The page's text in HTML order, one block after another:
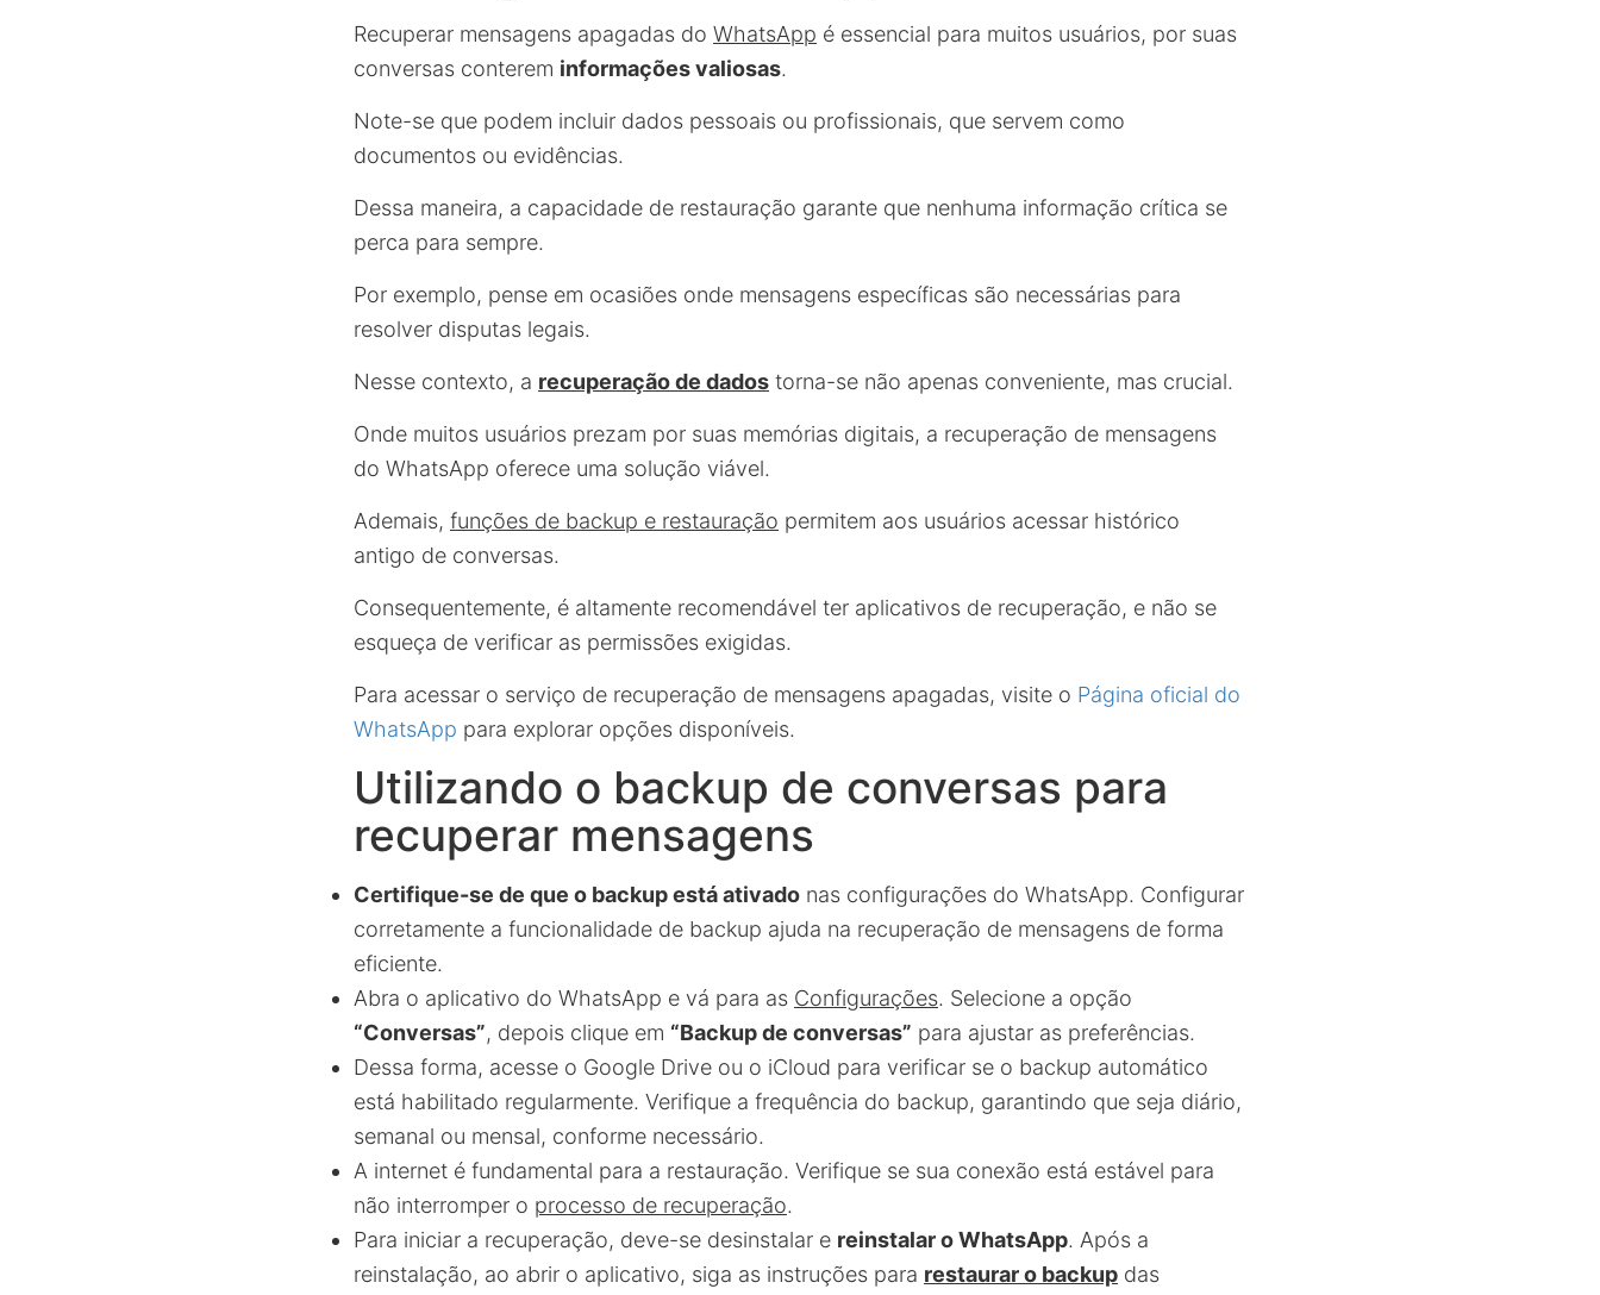
Recuperar mensagens apagadas do WhatsApp é essencial para muitos usuários, por suas
conversas conterem informações valiosas.
Note-se que podem incluir dados pessoais ou profissionais, que servem como
documentos ou evidências.
Dessa maneira, a capacidade de restauração garante que nenhuma informação crítica se
perca para sempre.
Por exemplo, pense em ocasiões onde mensagens específicas são necessárias para
resolver disputas legais.
Nesse contexto, a recuperação de dados torna-se não apenas conveniente, mas crucial.
Onde muitos usuários prezam por suas memórias digitais, a recuperação de mensagens
do WhatsApp oferece uma solução viável.
Ademais, funções de backup e restauração permitem aos usuários acessar histórico
antigo de conversas.
Consequentemente, é altamente recomendável ter aplicativos de recuperação, e não se
esqueça de verificar as permissões exigidas.
Para acessar o serviço de recuperação de mensagens apagadas, visite o Página oficial do
WhatsApp para explorar opções disponíveis.
Utilizando o backup de conversas para
recuperar mensagens
Certifique-se de que o backup está ativado nas configurações do WhatsApp. Configurar
corretamente a funcionalidade de backup ajuda na recuperação de mensagens de forma
eficiente.
Abra o aplicativo do WhatsApp e vá para as Configurações. Selecione a opção
“Conversas”, depois clique em “Backup de conversas” para ajustar as preferências.
Dessa forma, acesse o Google Drive ou o iCloud para verificar se o backup automático
está habilitado regularmente. Verifique a frequência do backup, garantindo que seja diário,
semanal ou mensal, conforme necessário.
A internet é fundamental para a restauração. Verifique se sua conexão está estável para
não interromper o processo de recuperação.
Para iniciar a recuperação, deve-se desinstalar e reinstalar o WhatsApp. Após a
reinstalação, ao abrir o aplicativo, siga as instruções para restaurar o backup das